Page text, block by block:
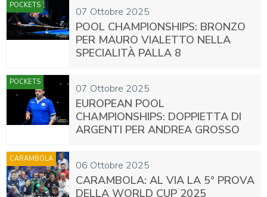
07 Ottobre 2025
POCKETS
POOL CHAMPIONSHIPS: BRONZO
PER MAURO VIALETTO NELLA
SPECIALITÀ PALLA 8
07 Ottobre 2025
POCKETS
EUROPEAN POOL
CHAMPIONSHIPS: DOPPIETTA DI
ARGENTI PER ANDREA GROSSO
06 Ottobre 2025
CARAMBOLA
CARAMBOLA: AL VIA LA 5° PROVA
DELLA WORLD CUP 2025